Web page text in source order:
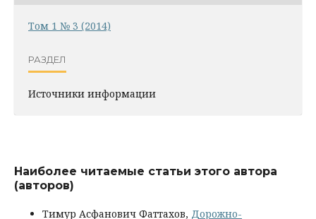
Том 1 № 3 (2014)
РАЗДЕЛ
Источники информации
Наиболее читаемые статьи этого автора
(авторов)
Тимур Асфанович Фаттахов, Дорожно-